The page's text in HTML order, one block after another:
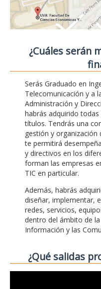
¿Cuáles serán
Serás Graduado en
Telecomunicación y a
Administración y
habrás adquirido
títulos. Tendrás una
gestión y organización
te permitirá
y directivos en los
forman las empresas
TIC en particular.
Además, habrás
diseñar, implementar,
redes, servicios,
dentro del ámbito de
Información y las
¿Qué salidas